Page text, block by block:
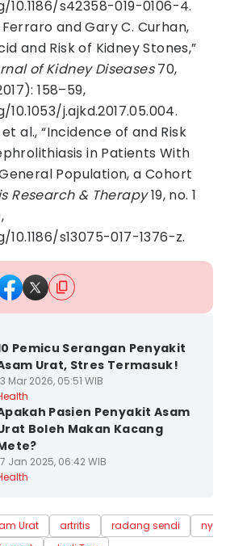
s42358-019-0106-4.
and Gary C. Curhan,
and Risk of Kidney Stones,”
of Kidney Diseases70,
158–59,
j.ajkd.2017.05.004.
al., “Incidence of and Risk
in Patients With
Population, a Cohort
Research & Therapy19, no. 1
s13075-017-1376-z.
Pemicu Serangan Penyakit
Urat, Stres Termasuk!
Mar 2026, 05:51 WIB
Pasien Penyakit Asam
Boleh Makan Kacang
Jan 2025, 06:42 WIB
Urat artritis radang sendi